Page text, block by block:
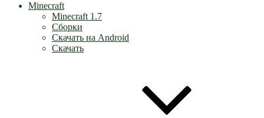
Minecraft
Minecraft 1.7
Сборки
Скачать на Android
Скачать